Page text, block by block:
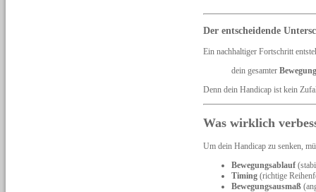
Der entscheidende
Ein nachhaltiger Fortschritt
dein gesamter
Denn dein Handicap ist kein
Was wirklich
Um dein Handicap zu senken,
Bewegungsablauf
Timing (richtige
Bewegungsausmaß